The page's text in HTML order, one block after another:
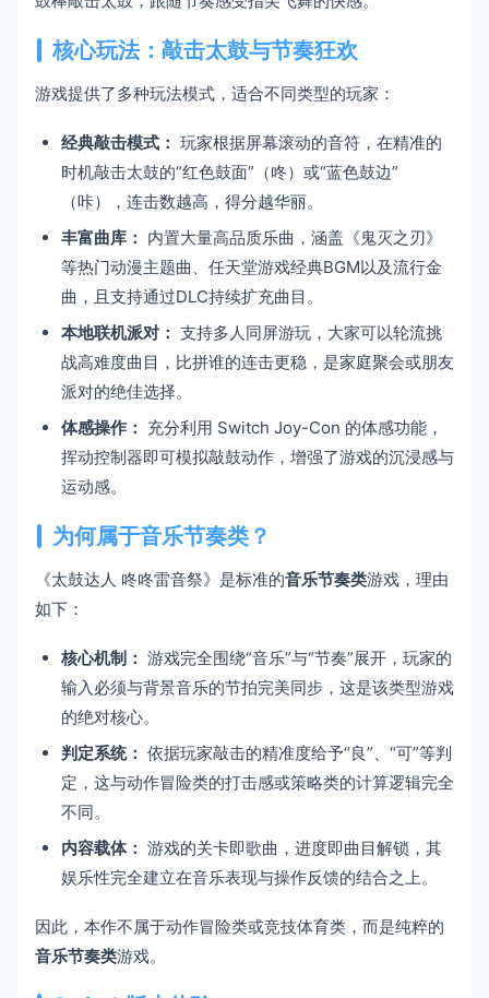
核心玩法：敲击太鼓与节奏狂欢
游戏提供了多种玩法模式，适合不同类型的玩家：
经典敲击模式： 玩家根据屏幕滚动的音符，在精准的
时机敲击太鼓的“红色鼓面”（咚）或“蓝色鼓边”
（咔），连击数越高，得分越华丽。
丰富曲库： 内置大量高品质乐曲，涵盖《鬼灭之刃》
等热门动漫主题曲、任天堂游戏经典BGM以及流行金
曲，且支持通过DLC持续扩充曲目。
本地联机派对： 支持多人同屏游玩，大家可以轮流挑
战高难度曲目，比拼谁的连击更稳，是家庭聚会或朋友
派对的绝佳选择。
体感操作： 充分利用 Switch Joy-Con 的体感功能，
挥动控制器即可模拟敲鼓动作，增强了游戏的沉浸感与
运动感。
为何属于音乐节奏类？
《太鼓达人 咚咚雷音祭》是标准的音乐节奏类游戏，理由
如下：
核心机制： 游戏完全围绕“音乐”与“节奏”展开，玩家的
输入必须与背景音乐的节拍完美同步，这是该类型游戏
的绝对核心。
判定系统： 依据玩家敲击的精准度给予“良”、“可”等判
定，这与动作冒险类的打击感或策略类的计算逻辑完全
不同。
内容载体： 游戏的关卡即歌曲，进度即曲目解锁，其
娱乐性完全建立在音乐表现与操作反馈的结合之上。
因此，本作不属于动作冒险类或竞技体育类，而是纯粹的
音乐节奏类游戏。